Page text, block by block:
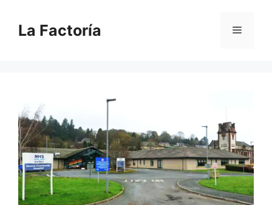
contenido
La Factoría Menú